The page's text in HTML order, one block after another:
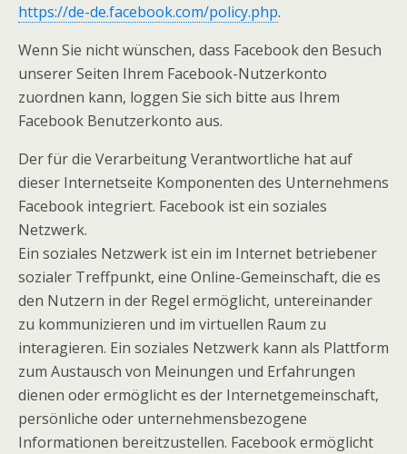
https://de-de.facebook.com/policy.php.
Wenn Sie nicht wünschen, dass Facebook den Besuch
unserer Seiten Ihrem Facebook-Nutzerkonto
zuordnen kann, loggen Sie sich bitte aus Ihrem
Facebook Benutzerkonto aus.
Der für die Verarbeitung Verantwortliche hat auf
dieser Internetseite Komponenten des Unternehmens
Facebook integriert. Facebook ist ein soziales
Netzwerk.
Ein soziales Netzwerk ist ein im Internet betriebener
sozialer Treffpunkt, eine Online-Gemeinschaft, die es
den Nutzern in der Regel ermöglicht, untereinander
zu kommunizieren und im virtuellen Raum zu
interagieren. Ein soziales Netzwerk kann als Plattform
zum Austausch von Meinungen und Erfahrungen
dienen oder ermöglicht es der Internetgemeinschaft,
persönliche oder unternehmensbezogene
Informationen bereitzustellen. Facebook ermöglicht